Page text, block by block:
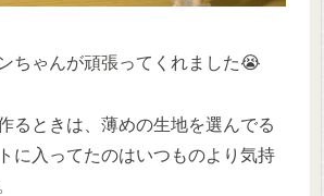
ちゃんが頑張ってくれました😭
るときは、薄めの生地を選んでる
に入ってたのはいつものより気持